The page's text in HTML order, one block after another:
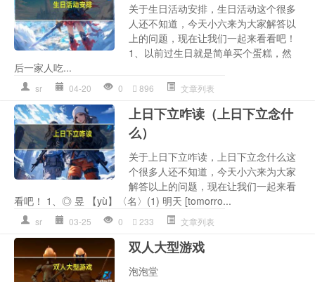
关于生日活动安排，生日活动这个很多
人还不知道，今天小六来为大家解答以
上的问题，现在让我们一起来看看吧！
1、以前过生日就是简单买个蛋糕，然
后一家人吃...
sr 04-20 0 896 文章列表
上日下立咋读（上日下立念什
么）
关于上日下立咋读，上日下立念什么这
个很多人还不知道，今天小六来为大家
解答以上的问题，现在让我们一起来看
看吧！ 1、◎ 昱 【yù】〈名〉(1) 明天 [tomorro...
sr 03-25 0 233 文章列表
双人大型游戏
泡泡堂